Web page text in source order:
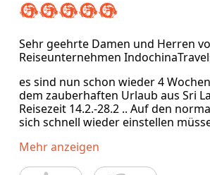
Sehr geehrte Damen und Herren
Reiseunternehmen
es sind nun schon wieder 4
dem zauberhaften Urlaub aus Sri
Reisezeit 14.2.-28.2 .. Auf den
sich schnell wieder einstellen
Mehr anzeigen